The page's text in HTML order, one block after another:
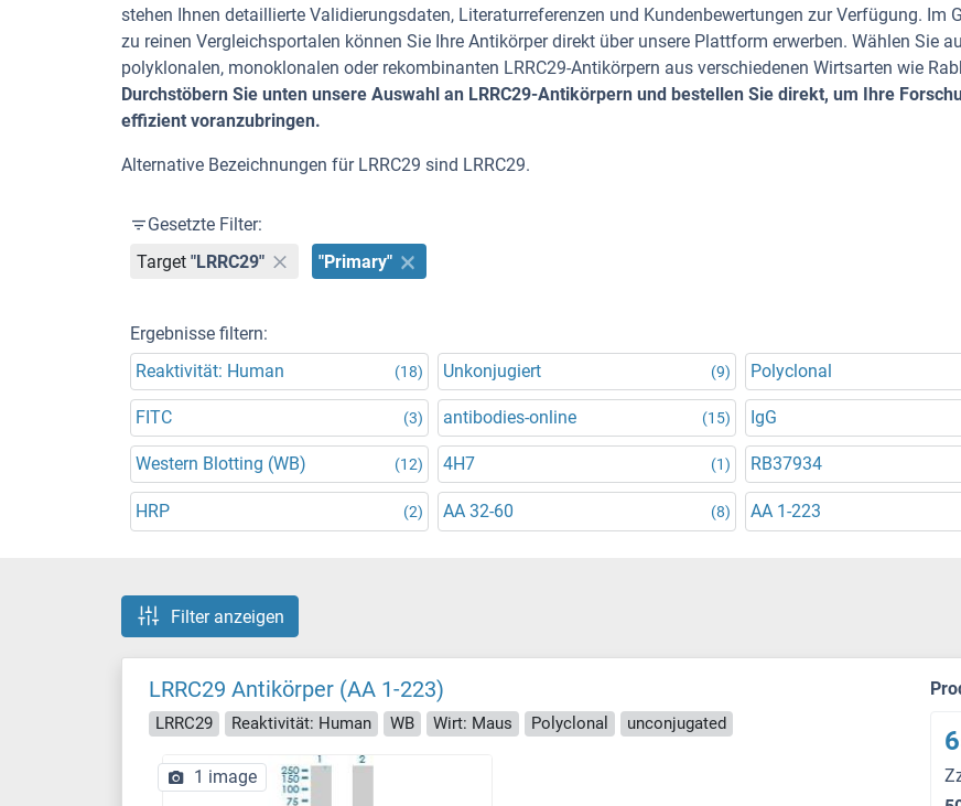
stehen Ihnen detaillierte Validierungsdaten, Literaturreferenzen und Kundenbewertungen zur Verfügung. Im
zu reinen Vergleichsportalen können Sie Ihre Antikörper direkt über unsere Plattform erwerben. Wählen Sie
polyklonalen, monoklonalen oder rekombinanten LRRC29-Antikörpern aus verschiedenen Wirtsarten wie
Durchstöbern Sie unten unsere Auswahl an LRRC29-Antikörpern und bestellen Sie direkt, um Ihre
effizient voranzubringen.
Alternative Bezeichnungen für LRRC29 sind LRRC29.
Gesetzte Filter:
Target "LRRC29" "Primary"
Ergebnisse filtern:
Reaktivität: Human
(18) Unkonjugiert (9) Polyclonal
FITC (3) antibodies-online (15) IgG
Western Blotting (WB) (12) 4H7 (1) RB37934
HRP (2) AA 32-60 (8) AA 1-223
Filter anzeigen
LRRC29 Antikörper (AA 1-223)
LRRC29 Reaktivität: Human WB Wirt: Maus Polyclonal unconjugated
1 image